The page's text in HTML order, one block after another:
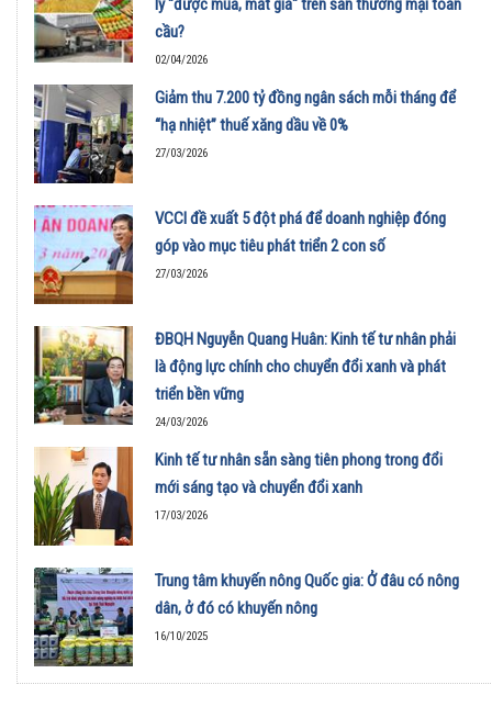
lý "được mùa, mất giá" trên sàn thương mại toàn
cầu?
02/04/2026
Giảm thu 7.200 tỷ đồng ngân sách mỗi tháng để
“hạ nhiệt” thuế xăng dầu về 0%
27/03/2026
VCCI đề xuất 5 đột phá để doanh nghiệp đóng
góp vào mục tiêu phát triển 2 con số
27/03/2026
ĐBQH Nguyễn Quang Huân: Kinh tế tư nhân phải
là động lực chính cho chuyển đổi xanh và phát
triển bền vững
24/03/2026
Kinh tế tư nhân sẵn sàng tiên phong trong đổi
mới sáng tạo và chuyển đổi xanh
17/03/2026
Trung tâm khuyến nông Quốc gia: Ở đâu có nông
dân, ở đó có khuyến nông
16/10/2025